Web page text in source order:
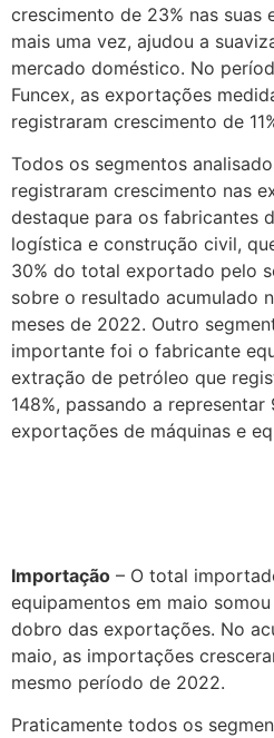
crescimento de 23% nas suas
mais uma vez, ajudou a
mercado doméstico. No
Funcex, as exportações
registraram crescimento de
Todos os segmentos
registraram crescimento nas
destaque para os fabricantes
logística e construção civil,
30% do total exportado pelo
sobre o resultado acumulado
meses de 2022. Outro
importante foi o fabricante
extração de petróleo que
148%, passando a
exportações de máquinas e
Importação – O total
equipamentos em maio
dobro das exportações. No
maio, as importações
mesmo período de 2022.
Praticamente todos os